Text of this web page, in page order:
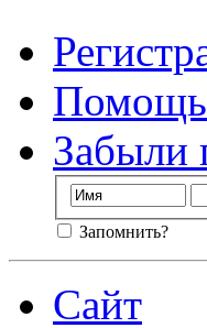
Помощь
Забыли
Запомнить?
Сайт